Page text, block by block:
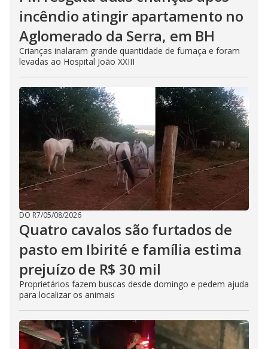
incêndio atingir apartamento no
Aglomerado da Serra, em BH
Crianças inalaram grande quantidade de fumaça e foram
levadas ao Hospital João XXIII
DO R7/05/08/2026
Quatro cavalos são furtados de
pasto em Ibirité e família estima
prejuízo de R$ 30 mil
Proprietários fazem buscas desde domingo e pedem ajuda
para localizar os animais